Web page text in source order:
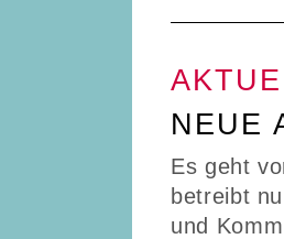
NEUE
Es geht
betreibt
und